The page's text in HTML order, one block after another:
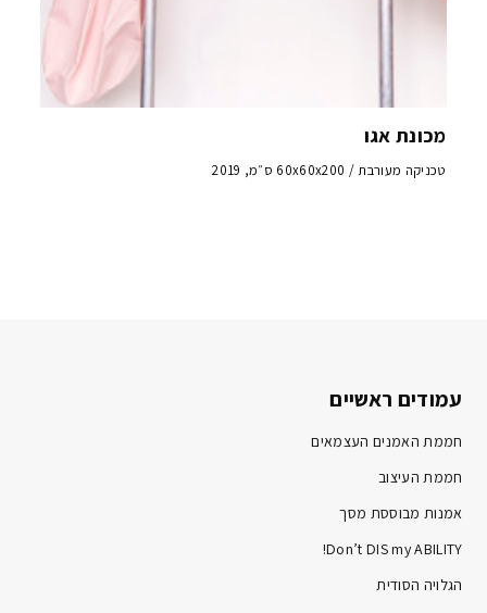
מכונת אגו
טכניקה מעורבת / 60x60x200 ס״מ, 2019
עמודים ראשיים
חממת האמנים העצמאים
חממת העיצוב
אמנות מבוססת מסך
Don’t DIS my ABILITY!
הגלויה הסודית